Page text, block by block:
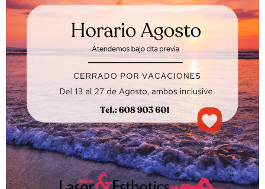
ENLACES
Inicio
Servicios
Los resultados
L-V: 9:30h-13:30h y 16h-20h - Otro horario:
con cita